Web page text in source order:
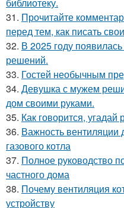
библиотеку.
31. Прочитайте
перед тем, как писать
32. В 2025 году
решений.
33. Гостей необычным
34. Девушка с мужем
дом своими руками.
35. Как говорится, угадай
36. Важность вентиляции
газового котла
37. Полное руководство
частного дома
38. Почему вентиляция
устройству